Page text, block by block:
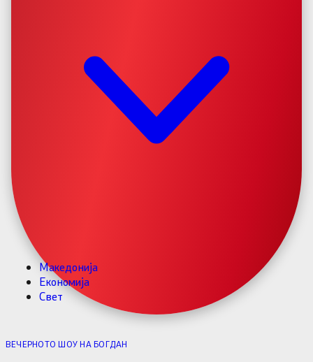
Македонија
Економија
Свет
ВЕЧЕРНОТО ШОУ НА БОГДАН